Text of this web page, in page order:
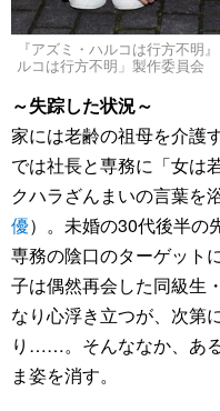
『アズミ・ハルコは行方不明
ルコは行方不明」製作委員会
～失踪した状況～
家には老齢の祖母を介護
では社長と専務に「女は
クハラざんまいの言葉を
優）。未婚の30代後半の
専務の陰口のターゲット
子は偶然再会した同級生
なり心浮き立つが、次第
り……。そんななか、あ
ま姿を消す。